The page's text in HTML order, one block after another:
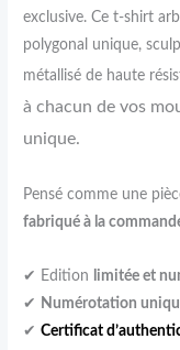
exclusive. Ce t-shirt
polygonal unique,
métallisé de haute
à chacun de vos
unique.
Pensé comme une
fabriqué à la
✔ Edition limitée et
✔ Numérotation
✔Certificat